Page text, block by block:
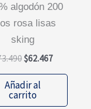
algodón 200
rosa lisas
sking
El
original
era:
$62.467El
actual
$62.467.
Añadir al
carrito